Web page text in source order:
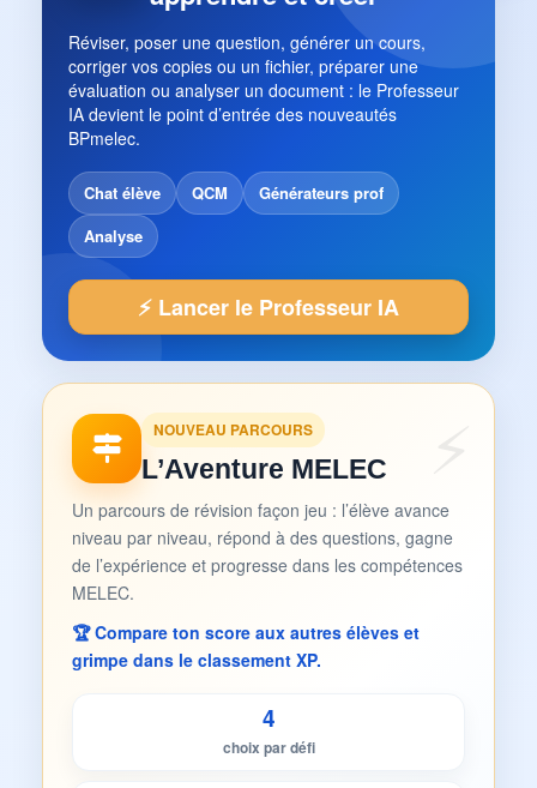
Réviser, poser une question, générer un cours,
corriger vos copies ou un fichier, préparer une
évaluation ou analyser un document : le Professeur
IA devient le point d’entrée des nouveautés
BPmelec.
Chat élève QCM
Générateurs prof
Analyse
⚡ Lancer le Professeur IA
NOUVEAU PARCOURS
L’Aventure MELEC
Un parcours de révision façon jeu : l’élève avance
niveau par niveau, répond à des questions, gagne
de l’expérience et progresse dans les compétences
MELEC.
🏆 Compare ton score aux autres élèves et
grimpe dans le classement XP.
4
choix par défi